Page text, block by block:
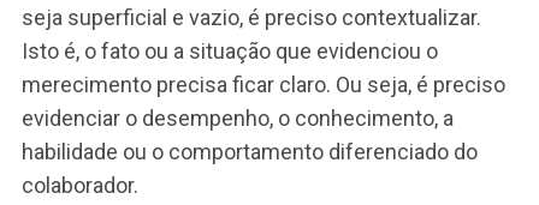
sem que realmente mereça, ele se torna banal.
Por outro lado, quando um elogio acontece por
que realmente diferencia a pessoa, o efeito é
Ele tem o poder de elevar, de estimular a pessoa
continuar indo além, a se superar! Mas, como